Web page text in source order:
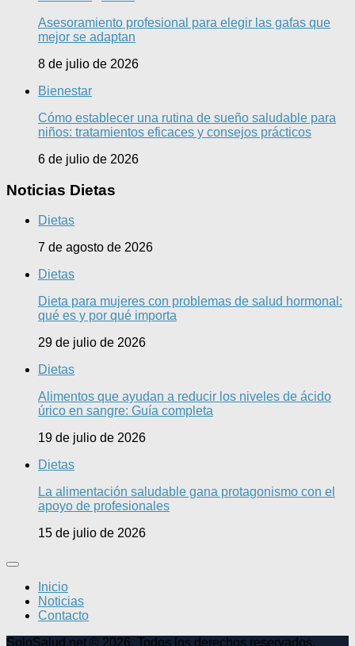
Asesoramiento profesional para elegir las gafas que
mejor se adaptan
8 de julio de 2026
Bienestar
Cómo establecer una rutina de sueño saludable para
niños: tratamientos eficaces y consejos prácticos
6 de julio de 2026
Noticias Dietas
Dietas
7 de agosto de 2026
Dietas
Dieta para mujeres con problemas de salud hormonal:
qué es y por qué importa
29 de julio de 2026
Dietas
Alimentos que ayudan a reducir los niveles de ácido
úrico en sangre: Guía completa
19 de julio de 2026
Dietas
La alimentación saludable gana protagonismo con el
apoyo de profesionales
15 de julio de 2026
Inicio
Noticias
Contacto
SoloSalud.net © 2026. Todos los derechos reservados.